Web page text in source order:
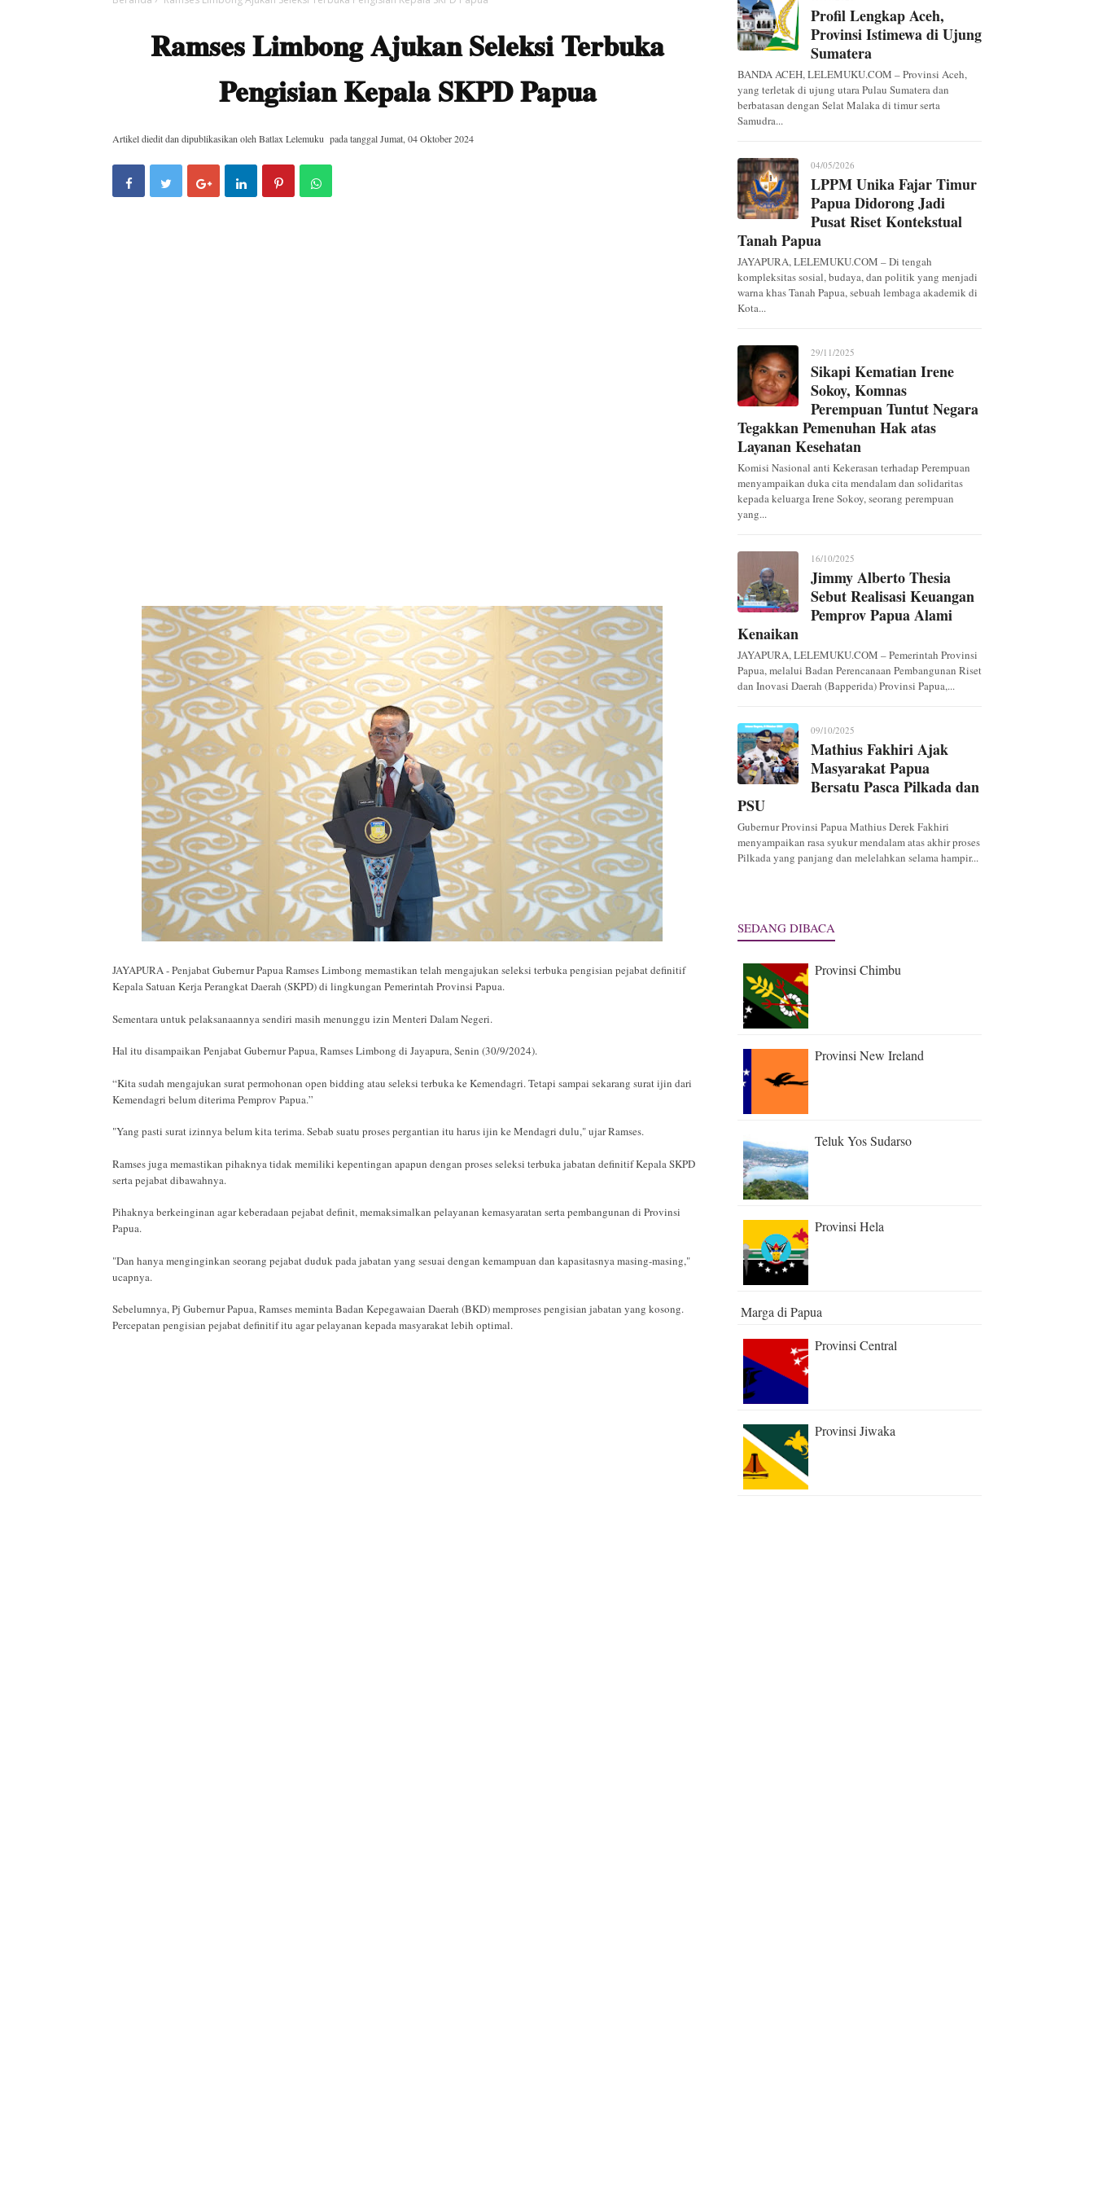
Ramses Limbong Ajukan Seleksi Terbuka
Pengisian Kepala SKPD Papua
Artikel diedit dan dipublikasikan oleh Batlax Lelemuku pada tanggalJumat, 04 Oktober 2024
JAYAPURA - Penjabat Gubernur Papua Ramses Limbong memastikan telah mengajukan seleksi terbuka pengisian pejabat definitif
Kepala Satuan Kerja Perangkat Daerah (SKPD) di lingkungan Pemerintah Provinsi Papua.
Sementara untuk pelaksanaannya sendiri masih menunggu izin Menteri Dalam Negeri.
Hal itu disampaikan Penjabat Gubernur Papua, Ramses Limbong di Jayapura, Senin (30/9/2024).
“Kita sudah mengajukan surat permohonan open bidding atau seleksi terbuka ke Kemendagri. Tetapi sampai sekarang surat ijin dari
Kemendagri belum diterima Pemprov Papua.”
"Yang pasti surat izinnya belum kita terima. Sebab suatu proses pergantian itu harus ijin ke Mendagri dulu," ujar Ramses.
Ramses juga memastikan pihaknya tidak memiliki kepentingan apapun dengan proses seleksi terbuka jabatan definitif Kepala SKPD
serta pejabat dibawahnya.
Pihaknya berkeinginan agar keberadaan pejabat definit, memaksimalkan pelayanan kemasyaratan serta pembangunan di Provinsi
Papua.
"Dan hanya menginginkan seorang pejabat duduk pada jabatan yang sesuai dengan kemampuan dan kapasitasnya masing-masing,"
ucapnya.
Sebelumnya, Pj Gubernur Papua, Ramses meminta Badan Kepegawaian Daerah (BKD) memproses pengisian jabatan yang kosong.
Percepatan pengisian pejabat definitif itu agar pelayanan kepada masyarakat lebih optimal.
Profil Lengkap Aceh,
Provinsi Istimewa di Ujung
Sumatera
BANDA ACEH, LELEMUKU.COM – Provinsi Aceh,
yang terletak di ujung utara Pulau Sumatera dan
berbatasan dengan Selat Malaka di timur serta
Samudra...
04/05/2026
LPPM Unika Fajar Timur
Papua Didorong Jadi
Pusat Riset Kontekstual
Tanah Papua
JAYAPURA, LELEMUKU.COM – Di tengah
kompleksitas sosial, budaya, dan politik yang menjadi
warna khas Tanah Papua, sebuah lembaga akademik di
Kota...
29/11/2025
Sikapi Kematian Irene
Sokoy, Komnas
Perempuan Tuntut Negara
Tegakkan Pemenuhan Hak atas
Layanan Kesehatan
Komisi Nasional anti Kekerasan terhadap Perempuan
menyampaikan duka cita mendalam dan solidaritas
kepada keluarga Irene Sokoy, seorang perempuan
yang...
16/10/2025
Jimmy Alberto Thesia
Sebut Realisasi Keuangan
Pemprov Papua Alami
Kenaikan
JAYAPURA, LELEMUKU.COM – Pemerintah Provinsi
Papua, melalui Badan Perencanaan Pembangunan Riset
dan Inovasi Daerah (Bapperida) Provinsi Papua,...
09/10/2025
Mathius Fakhiri Ajak
Masyarakat Papua
Bersatu Pasca Pilkada dan
PSU
Gubernur Provinsi Papua Mathius Derek Fakhiri
menyampaikan rasa syukur mendalam atas akhir proses
Pilkada yang panjang dan melelahkan selama hampir...
SEDANG DIBACA
Provinsi Chimbu
Provinsi New Ireland
Teluk Yos Sudarso
Provinsi Hela
Marga di Papua
Provinsi Central
Provinsi Jiwaka